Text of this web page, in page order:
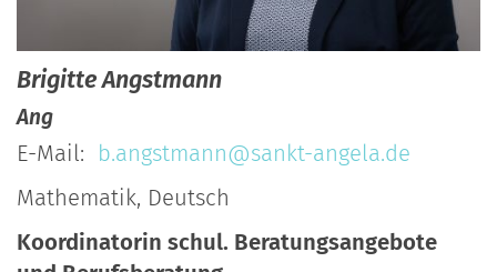
BrigitteAngstmann
Ang
E-Mail:
b.angstmann@sankt-angela.de
Mathematik, Deutsch
Koordinatorin schul. Beratungsangebote